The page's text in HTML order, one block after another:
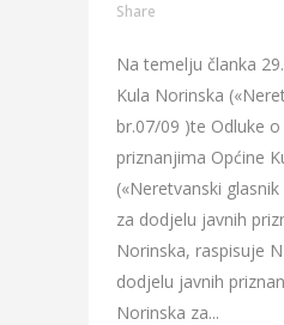
Share
Na temelju članka
Kula Norinska
br.07/09 )te Odluke
priznanjima Općine
(«Neretvanski
za dodjelu javnih
Norinska, raspisuje N
dodjelu javnih
Norinska za...